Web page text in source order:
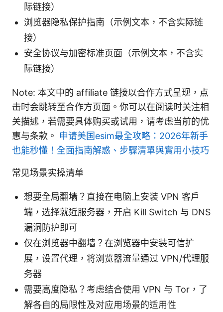
际链接）
浏览器隐私保护指南（示例文本，不含实际链
接）
安全协议与加密标准页面（示例文本，不含实
际链接）
Note: 本文中的 affiliate 链接以合作方式呈现，点
击时会跳转至合作方页面。你可以在阅读时关注相
关描述，若需要具体购买或试用，请考虑当前的优
惠与条款。 申请美国esim最全攻略：2026年新手
也能秒懂！全面指南解惑、步驟清單與實用小技巧
常见场景实操清单
想要全局翻墙？直接在电脑上安装 VPN 客户
端，选择就近服务器，开启 Kill Switch 与 DNS
漏洞防护即可
仅在浏览器中翻墙？在浏览器中安装可信扩
展，设置代理，将浏览器流量通过 VPN/代理服
务器
需要高度隐私？考虑结合使用 VPN 与 Tor，了
解各自的局限性及对应用场景的适用性